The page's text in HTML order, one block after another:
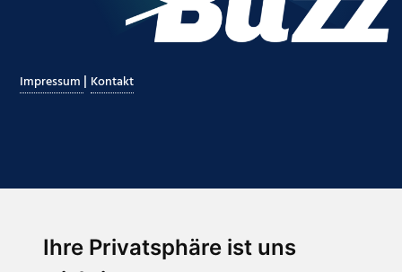
Ihre Privatsphäre ist uns
Impressum | Kontakt
Abonnieren Sie unseren Newsletter